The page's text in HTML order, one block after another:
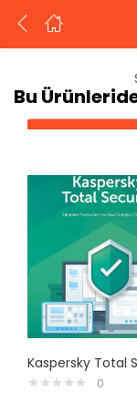
Kullanıcı adınızı
Beni Hatırla
Bu
0